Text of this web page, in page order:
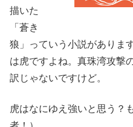
描いた
「蒼き
狼」っていう小説がありま
は虎ですよね。真珠湾攻撃
訳じゃないですけど。
虎はなにゆえ強いと思う？